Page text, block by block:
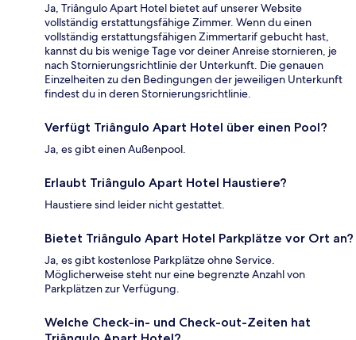
Ja, Triângulo Apart Hotel bietet auf unserer Website
vollständig erstattungsfähige Zimmer. Wenn du einen
vollständig erstattungsfähigen Zimmertarif gebucht hast,
kannst du bis wenige Tage vor deiner Anreise stornieren, je
nach Stornierungsrichtlinie der Unterkunft. Die genauen
Einzelheiten zu den Bedingungen der jeweiligen Unterkunft
findest du in deren Stornierungsrichtlinie.
Verfügt Triângulo Apart Hotel über einen Pool?
Ja, es gibt einen Außenpool.
Erlaubt Triângulo Apart Hotel Haustiere?
Haustiere sind leider nicht gestattet.
Bietet Triângulo Apart Hotel Parkplätze vor Ort an?
Ja, es gibt kostenlose Parkplätze ohne Service.
Möglicherweise steht nur eine begrenzte Anzahl von
Parkplätzen zur Verfügung.
Welche Check-in- und Check-out-Zeiten hat